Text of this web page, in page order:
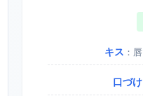
キス ：
口づけ